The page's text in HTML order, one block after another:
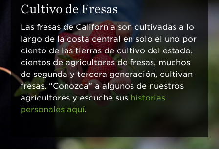
Postres
Smoothies y
Bebidas
Ensaladas
Desayuno
Videos de Recetas
Cultivo de Fresas
Las fresas de California son cultivadas a lo
largo de la costa central en solo el uno por
ciento de las tierras de cultivo del estado,
cientos de agricultores de fresas, muchos
de segunda y tercera generación, cultivan
fresas. “Conozca” a algunos de nuestros
agricultores y escuche sus historias
personales aquí.